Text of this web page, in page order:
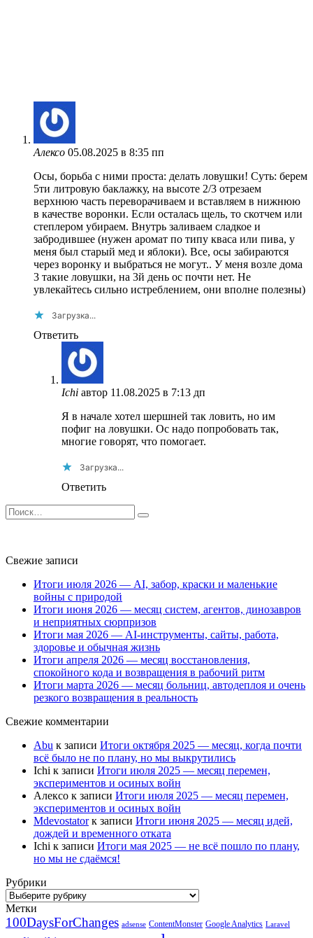
Алексо 05.08.2025 в 8:35 пп
Осы, борьба с ними проста: делать ловушки! Суть: берем
5ти литровую баклажку, на высоте 2/3 отрезаем
верхнюю часть переворачиваем и вставляем в нижнюю
в качестве воронки. Если осталась щель, то скотчем или
степлером убираем. Внутрь заливаем сладкое и
забродившее (нужен аромат по типу кваса или пива, у
меня был старый мед и яблоки). Все, осы забираются
через воронку и выбраться не могут.. У меня возле дома
3 такие ловушки, на 3й день ос почти нет. Не
увлекайтесь сильно истреблением, они вполне полезны)
Загрузка...
Ответить
Ichi автор 11.08.2025 в 7:13 дп
Я в начале хотел шершней так ловить, но им
пофиг на ловушки. Ос надо попробовать так,
многие говорят, что помогает.
Загрузка...
Ответить
Search
for:
Свежие записи
Итоги июля 2026 — AI, забор, краски и маленькие
войны с природой
Итоги июня 2026 — месяц систем, агентов, динозавров
и неприятных сюрпризов
Итоги мая 2026 — AI-инструменты, сайты, работа,
здоровье и обычная жизнь
Итоги апреля 2026 — месяц восстановления,
спокойного кода и возвращения в рабочий ритм
Итоги марта 2026 — месяц больниц, автодеплоя и очень
резкого возвращения в реальность
Свежие комментарии
Abu к записи Итоги октября 2025 — месяц, когда почти
всё было не по плану, но мы выкрутились
Ichi к записи Итоги июля 2025 — месяц перемен,
экспериментов и осиных войн
Алексо к записи Итоги июля 2025 — месяц перемен,
экспериментов и осиных войн
Mdevostatorк записи Итоги июня 2025 — месяц идей,
дождей и временного отката
Ichi к записи Итоги мая 2025 — не всё пошло по плану,
но мы не сдаёмся!
Рубрики
Рубрики
Метки
100DaysForChanges adsense ContentMonster Google Analytics Laravel